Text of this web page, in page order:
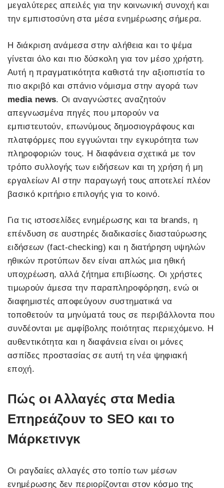
μεγαλύτερες απειλές για την κοινωνική συνοχή και
την εμπιστοσύνη στα μέσα ενημέρωσης σήμερα.
Η διάκριση ανάμεσα στην αλήθεια και το ψέμα
γίνεται όλο και πιο δύσκολη για τον μέσο χρήστη.
Αυτή η πραγματικότητα καθιστά την αξιοπιστία το
πιο ακριβό και σπάνιο νόμισμα στην αγορά των
media news. Οι αναγνώστες αναζητούν
απεγνωσμένα πηγές που μπορούν να
εμπιστευτούν, επωνύμους δημοσιογράφους και
πλατφόρμες που εγγυώνται την εγκυρότητα των
πληροφοριών τους. Η διαφάνεια σχετικά με τον
τρόπο συλλογής των ειδήσεων και τη χρήση ή μη
εργαλείων AI στην παραγωγή τους αποτελεί πλέον
βασικό κριτήριο επιλογής για το κοινό.
Για τις ιστοσελίδες ενημέρωσης και τα brands, η
επένδυση σε αυστηρές διαδικασίες διασταύρωσης
ειδήσεων (fact-checking) και η διατήρηση υψηλών
ηθικών προτύπων δεν είναι απλώς μια ηθική
υποχρέωση, αλλά ζήτημα επιβίωσης. Οι χρήστες
τιμωρούν άμεσα την παραπληροφόρηση, ενώ οι
διαφημιστές αποφεύγουν συστηματικά να
τοποθετούν τα μηνύματά τους σε περιβάλλοντα που
συνδέονται με αμφίβολης ποιότητας περιεχόμενο. Η
αυθεντικότητα και η διαφάνεια είναι οι μόνες
ασπίδες προστασίας σε αυτή τη νέα ψηφιακή
εποχή.
Πώς οι Αλλαγές στα Media
Επηρεάζουν το SEO και το
Μάρκετινγκ
Οι ραγδαίες αλλαγές στο τοπίο των μέσων
ενημέρωσης δεν περιορίζονται στον κόσμο της